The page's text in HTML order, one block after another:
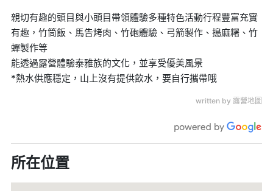
親切有趣的頭目與小頭目帶領體驗多種特色活動行程豐富充實
有趣，竹筒飯、馬告烤肉、竹砲體驗、弓箭製作、搗麻糬、竹
蟬製作等
能透過露營體驗泰雅族的文化，並享受優美風景
*熱水供應穩定，山上沒有提供飲水，要自行攜帶哦
written by 露營地圖
所在位置